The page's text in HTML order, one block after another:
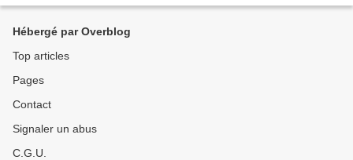
Hébergé par Overblog
Top articles
Pages
Contact
Signaler un abus
C.G.U.